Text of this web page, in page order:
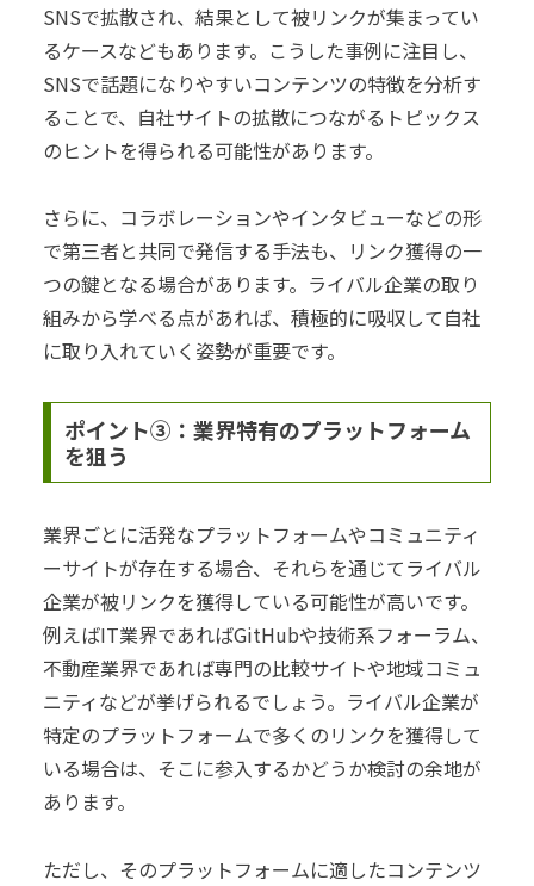
SNSで拡散され、結果として被リンクが集まってい
るケースなどもあります。こうした事例に注目し、
SNSで話題になりやすいコンテンツの特徴を分析す
ることで、自社サイトの拡散につながるトピックス
のヒントを得られる可能性があります。
さらに、コラボレーションやインタビューなどの形
で第三者と共同で発信する手法も、リンク獲得の一
つの鍵となる場合があります。ライバル企業の取り
組みから学べる点があれば、積極的に吸収して自社
に取り入れていく姿勢が重要です。
ポイント③：業界特有のプラットフォーム
を狙う
業界ごとに活発なプラットフォームやコミュニティ
ーサイトが存在する場合、それらを通じてライバル
企業が被リンクを獲得している可能性が高いです。
例えばIT業界であればGitHubや技術系フォーラム、
不動産業界であれば専門の比較サイトや地域コミュ
ニティなどが挙げられるでしょう。ライバル企業が
特定のプラットフォームで多くのリンクを獲得して
いる場合は、そこに参入するかどうか検討の余地が
あります。
ただし、そのプラットフォームに適したコンテンツ